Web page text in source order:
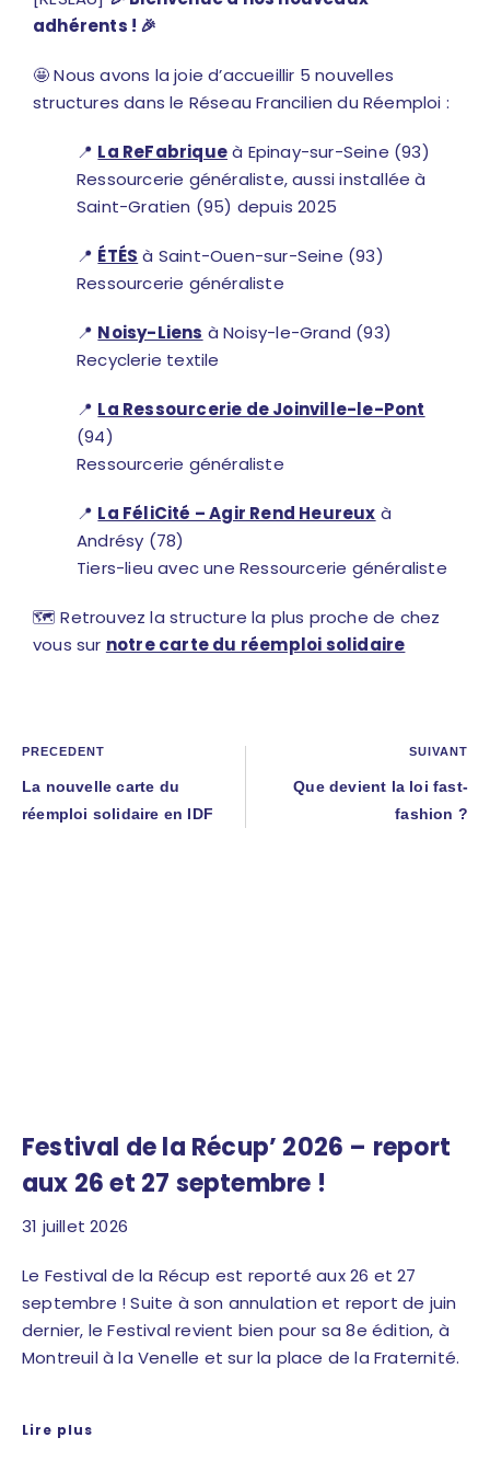
adhérents ! 🎉
🤩 Nous avons la joie d’accueillir 5 nouvelles
structures dans le Réseau Francilien du Réemploi :
📍 La ReFabriqueà Epinay-sur-Seine (93)
Ressourcerie généraliste, aussi installée à
Saint-Gratien (95) depuis 2025
📍 ÉTÉS à Saint-Ouen-sur-Seine (93)
Ressourcerie généraliste
📍 Noisy-Liens à Noisy-le-Grand (93)
Recyclerie textile
📍 La Ressourcerie de Joinville-le-Pont
(94)
Ressourcerie généraliste
📍 La FéliCité – Agir Rend Heureux à
Andrésy (78)
Tiers-lieu avec une Ressourcerie généraliste
🗺️ Retrouvez la structure la plus proche de chez
vous sur notre carte du réemploi solidaire
PRÉCÉDENT
La nouvelle carte du
réemploi solidaire en IDF
SUIVANT
Que devient la loi fast-
fashion ?
Festival de la Récup’ 2026 – report
aux 26 et 27 septembre !
31 juillet 2026
Le Festival de la Récup est reporté aux 26 et 27
septembre ! Suite à son annulation et report de juin
dernier, le Festival revient bien pour sa 8e édition, à
Montreuil à la Venelle et sur la place de la Fraternité.
Lire plus